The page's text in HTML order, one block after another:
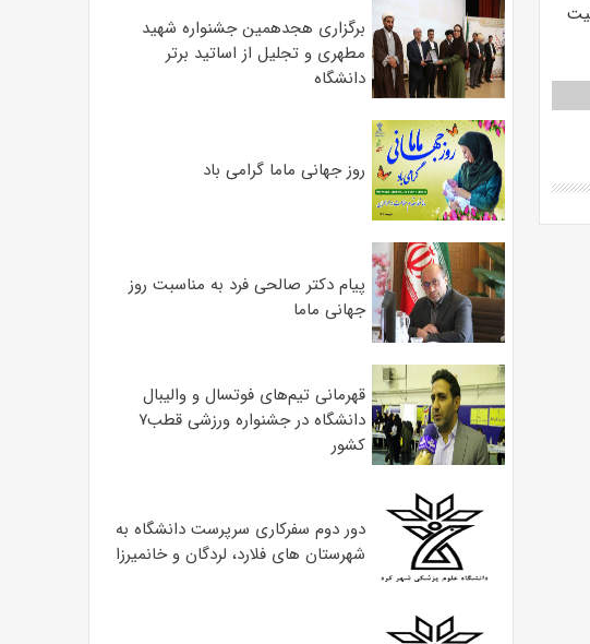
برگزاری هجدهمین جشنواره شهید
مطهری و تجلیل از اساتید برتر
دانشگاه
روز جهانی ماما گرامی باد
پیام دکتر صالحی فرد به مناسبت روز
جهانی ماما
قهرمانی تیم‌های فوتسال و والیبال
دانشگاه در جشنواره ورزشی قطب۷
کشور
دور دوم سفرکاری سرپرست دانشگاه به
شهرستان های فلارد، لردگان و خانمیرزا